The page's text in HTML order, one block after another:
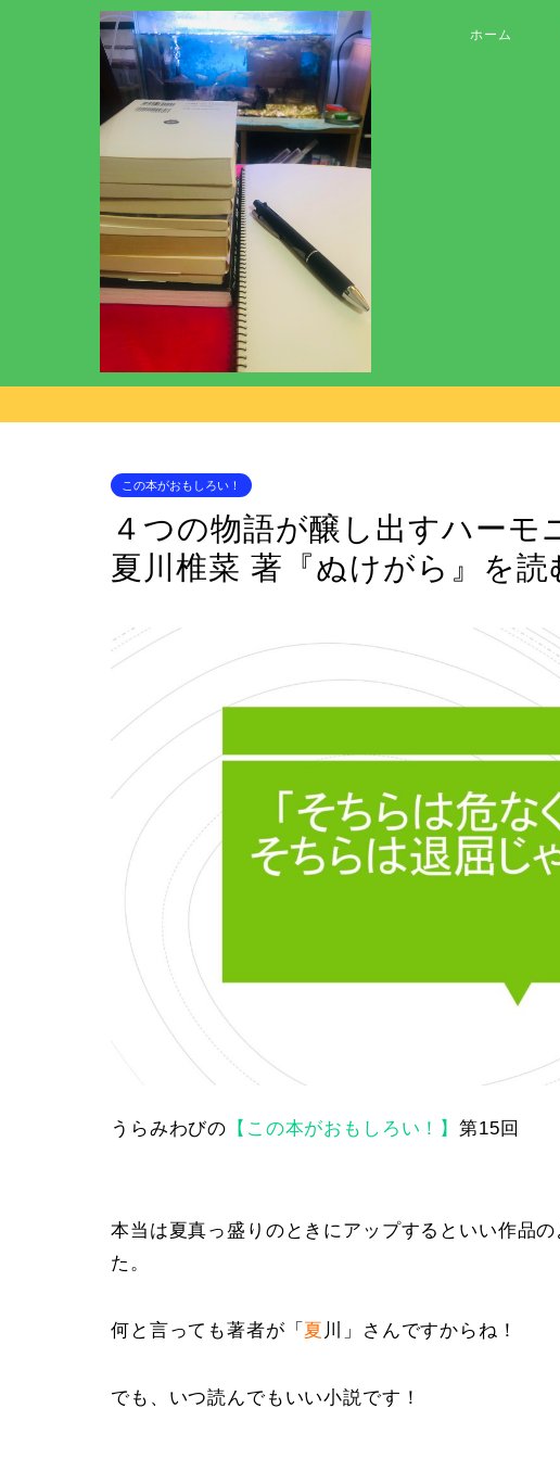
ホーム
この本がおもしろい！
４つの物語が醸し出すハーモ
夏川椎菜 著『ぬけがら』を読
うらみわびの 【この本がおもしろい！】第15回
本当は夏真っ盛りのときにアップするといい作品
た。
何と言っても著者が「 夏 川」さんですからね！
でも、いつ読んでもいい小説です！